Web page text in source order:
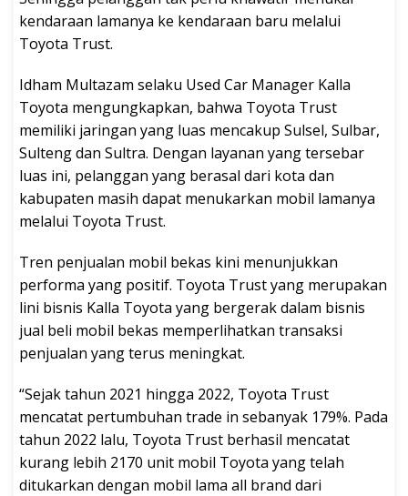
kendaraan lamanya ke kendaraan baru melalui
Toyota Trust.
Idham Multazam selaku Used Car Manager Kalla
Toyota mengungkapkan, bahwa Toyota Trust
memiliki jaringan yang luas mencakup Sulsel, Sulbar,
Sulteng dan Sultra. Dengan layanan yang tersebar
luas ini, pelanggan yang berasal dari kota dan
kabupaten masih dapat menukarkan mobil lamanya
melalui Toyota Trust.
Tren penjualan mobil bekas kini menunjukkan
performa yang positif. Toyota Trust yang merupakan
lini bisnis Kalla Toyota yang bergerak dalam bisnis
jual beli mobil bekas memperlihatkan transaksi
penjualan yang terus meningkat.
“Sejak tahun 2021 hingga 2022, Toyota Trust
mencatat pertumbuhan trade in sebanyak 179%. Pada
tahun 2022 lalu, Toyota Trust berhasil mencatat
kurang lebih 2170 unit mobil Toyota yang telah
ditukarkan dengan mobil lama all brand dari